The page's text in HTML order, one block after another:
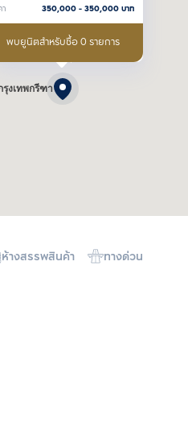
งเทพกรีฑา
350,000- 350,000บาท
พบยูนิตสำหรับซื้อ 0 รายการ
ห้างสรรพสินค้า ทางด่วน